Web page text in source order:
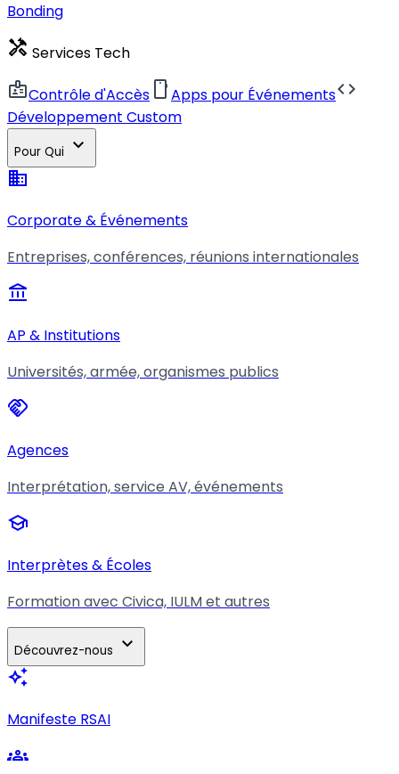
Bonding
handyman Services Tech
badgeContrôle d'Accès smartphoneApps pour Événementscode
Développement Custom
Pour Qui expand_more
business
Corporate & Événements
Entreprises, conférences, réunions internationales
account_balance
AP & Institutions
Universités, armée, organismes publics
handshake
Agences
Interprétation, service AV, événements
school
Interprètes & Écoles
Formation avec Civica, IULM et autres
Découvrez-nous expand_more
auto_awesome
Manifeste RSAI
groups